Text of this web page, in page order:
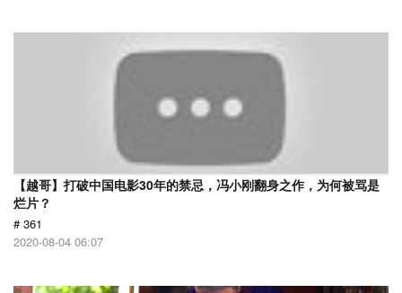
【越哥】打破中国电影30年的禁忌，冯小刚翻身之作，为何被骂是
烂片？
# 361
2020-08-04 06:07